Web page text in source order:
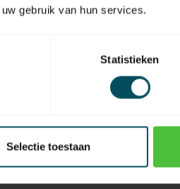
gebruik van hun services.
Statistieken
Selectie toestaan
Inclusief batterij(en)
Display